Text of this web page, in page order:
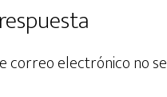
correo electrónico no